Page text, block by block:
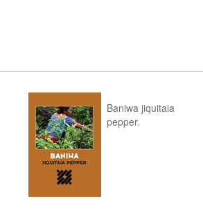
Baniwa jiquitaia
pepper.